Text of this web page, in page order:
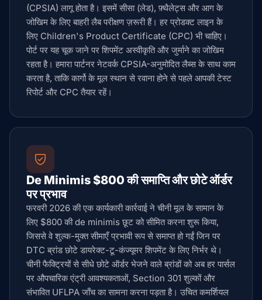
(CPSIA) लागू होता है। इसमें सीसा (लेड), फ़्थैलेट्स और आग के
जोखिम के लिए बाहरी लैब परीक्षण ज़रूरी हैं। हर प्रोडक्ट लाइन के
लिए Children's Product Certificate (CPC) भी चाहिए।
पोर्ट पर यह चूक जाने पर शिपमेंट अस्वीकृति और जुर्माने का जोखिम
रहता है। हमारा पार्टनर नेटवर्क CPSIA-अनुमोदित लैब्स के साथ काम
करता है, ताकि कार्गो के मूल स्थान से रवाना होने से पहले आपकी टेस्ट
रिपोर्ट और CPC तैयार रहें।
De Minimis $800 की समाप्ति और छोटे ऑर्डर
पर प्रभाव
फरवरी 2026 की एक कार्यकारी कार्रवाई ने चीनी मूल के सामान के
लिए $800 की de minimis छूट को सीमित करना शुरू किया,
जिससे वे शुल्क-मुक्त सीमाएँ प्रभावी रूप से समाप्त हो गईं जिन पर
DTC ब्रांड छोटे डायरेक्ट-टू-कंज्यूमर शिपमेंट के लिए निर्भर थे।
चीनी फैक्ट्रियों से सीधे छोटे ऑर्डर भेजने वाले ब्रांडों को अब हर पार्सल
पर औपचारिक एंट्री आवश्यकताओं, Section 301 शुल्कों और
संभावित UFLPA जाँच का सामना करना पड़ता है। उचित कमर्शियल